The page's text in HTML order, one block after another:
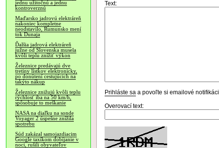
jednu užitočnú a jednu
kontroverznú
Maďarsko jadrovú elektráreň
nakoniec kompletne
neodstavilo, Rumunsko mení
tok Dunaja
Ďalšia jadrová elektráreň
južne od Slovenska musela
kvôli teplu znížiť výkon
Železnice predávajú dve
tretiny lístkov elektronicky,
po donútení cestujúcich na
takýto nákup
Železnice znižujú kvôli teplu
rýchlosť iba na 50 km/h,
spôsobuje to meškanie
NASA na diaľku na sonde
Voyager 2 úspešne znížila
spotrebu
Súd zakázal samojazdiacim
Google taxíkom dobíjanie v
noci, rušili obyvateľov
Text:
Prihláste sa a povoľte si emailové
Overovací text: